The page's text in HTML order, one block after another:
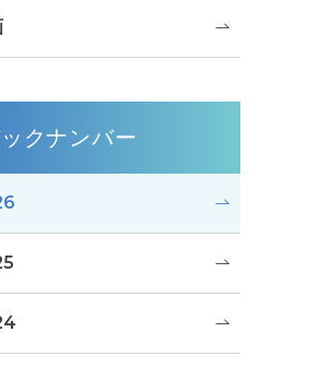
クナンバー